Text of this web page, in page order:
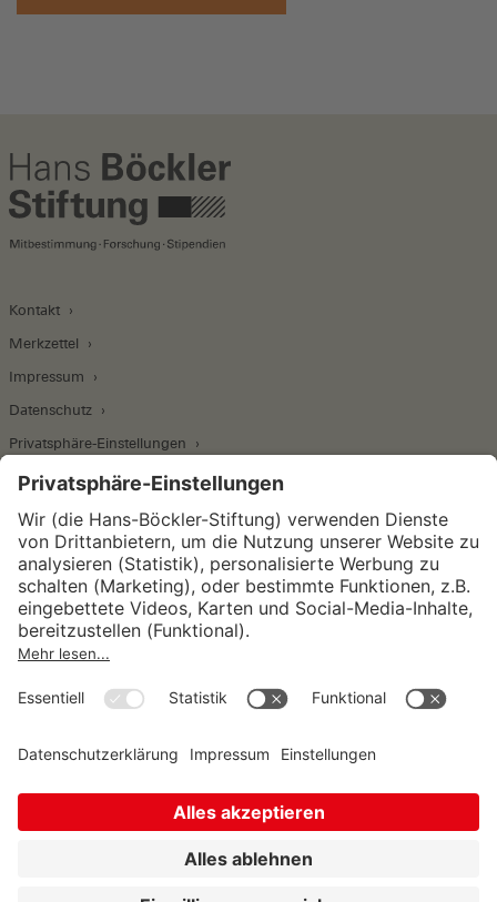
Kontakt
Merkzettel
Impressum
Datenschutz
Privatsphäre-Einstellungen
Wirtschafts- und Sozialwissenschaftliches Institut
Institut für Makroökonomie und
Konjunkturforschung
Unternehmensführung
Sozialrecht